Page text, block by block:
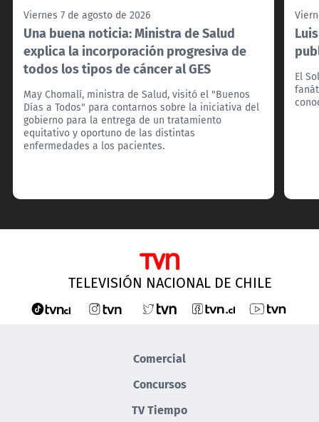
Viernes 7 de agosto de 2026
Una buena noticia: Ministra de Salud
explica la incorporación progresiva de
todos los tipos de cáncer al GES
May Chomalí, ministra de Salud, visitó el "Buenos
Días a Todos" para contarnos sobre la iniciativa del
gobierno para la entrega de un tratamiento
equitativo y oportuno de las distintas
enfermedades a los pacientes.
El
TELEVISIÓN NACIONAL DE CHILE
Comercial
Concursos
TV Tiempo